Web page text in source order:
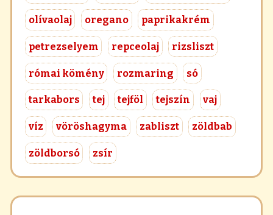
olívaolaj oregano paprikakrém
petrezselyem repceolaj rizsliszt
római kömény rozmaring só
tarkabors tej tejföl tejszín vaj
víz vöröshagyma zabliszt zöldbab
zöldborsó zsír